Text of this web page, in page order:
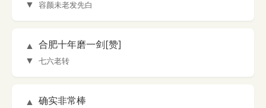
▼ 容颜未老发先白
▲
▼
合肥十年磨一剑[赞]
七六老转
▲
确实非常棒